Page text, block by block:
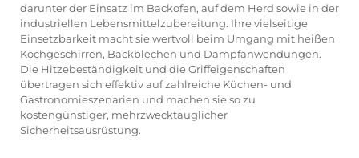
darunter der Einsatz im Backofen, auf dem Herd sowie in der
industriellen Lebensmittelzubereitung. Ihre vielseitige
Einsetzbarkeit macht sie wertvoll beim Umgang mit heißen
Kochgeschirren, Backblechen und Dampfanwendungen.
Die Hitzebeständigkeit und die Griffeigenschaften
übertragen sich effektiv auf zahlreiche Küchen- und
Gastronomieszenarien und machen sie so zu
kostengünstiger, mehrzwecktauglicher
Sicherheitsausrüstung.